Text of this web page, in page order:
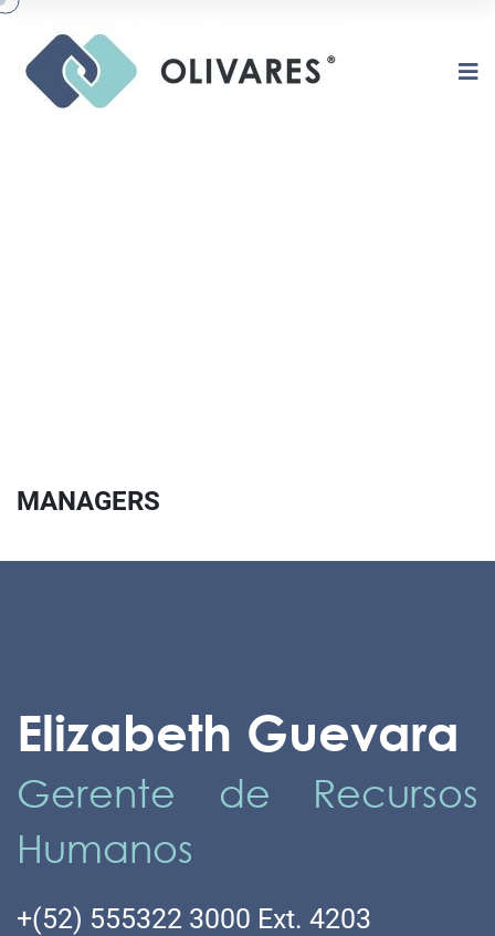
MANAGERS
Elizabeth Guevara
Gerente de Recursos
Humanos
+(52) 555322 3000 Ext. 4203